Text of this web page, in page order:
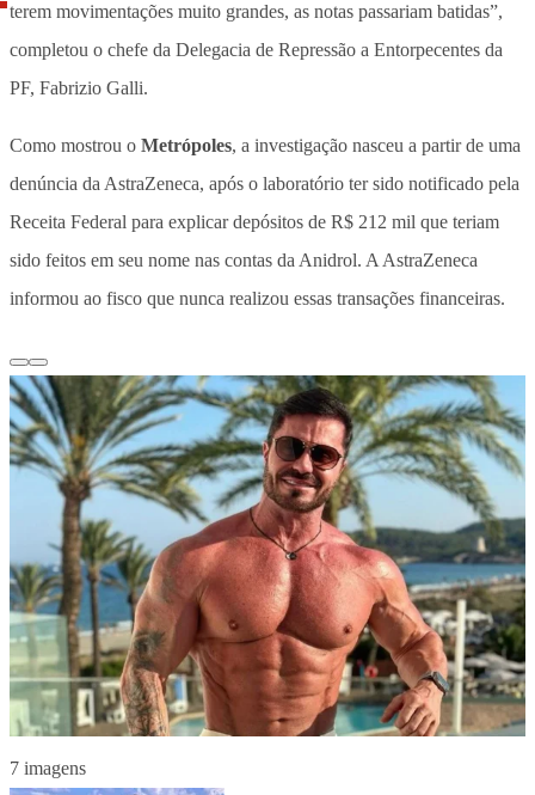
terem movimentações muito grandes, as notas passariam batidas”,
completou o chefe da Delegacia de Repressão a Entorpecentes da
PF, Fabrizio Galli.
Como mostrou o Metrópoles, a investigação nasceu a partir de uma
denúncia da AstraZeneca, após o laboratório ter sido notificado pela
Receita Federal para explicar depósitos de R$ 212 mil que teriam
sido feitos em seu nome nas contas da Anidrol. A AstraZeneca
informou ao fisco que nunca realizou essas transações financeiras.
7 imagens